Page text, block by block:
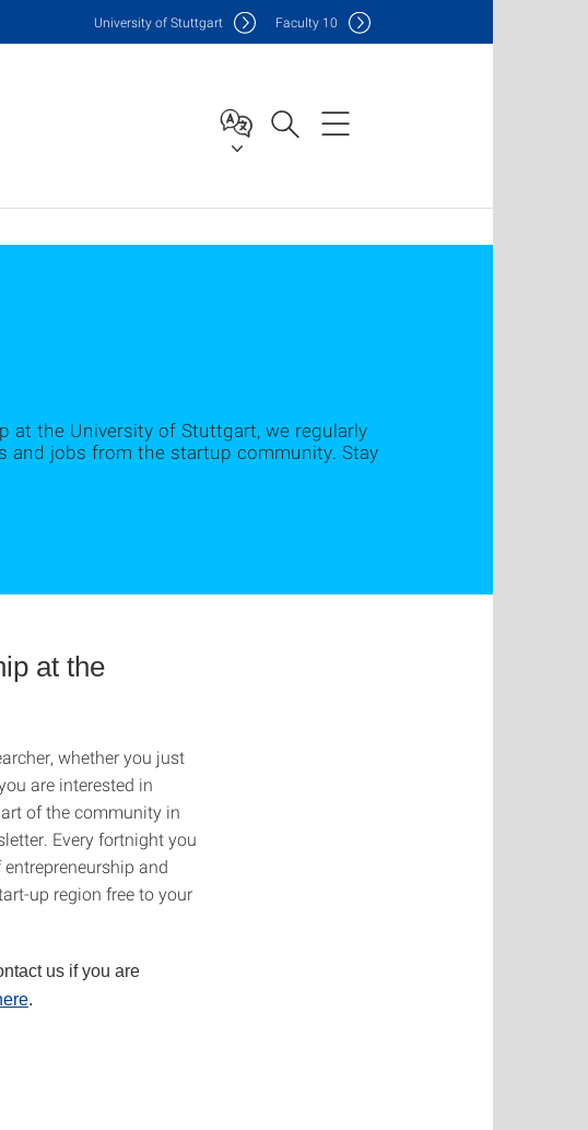
University of Stuttgart Faculty 10
at the University of Stuttgart, we regularly
and jobs from the startup community. Stay
at the
whether you just
are interested in
of the community in
Every fortnight you
and
up region free to your
us if you are
.